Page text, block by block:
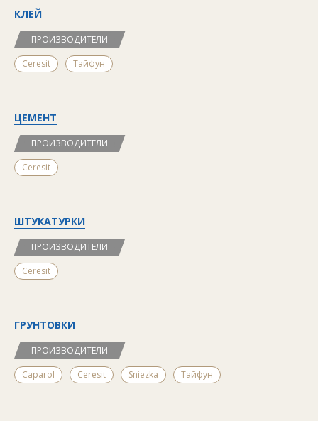
КЛЕЙ
ПРОИЗВОДИТЕЛИ
Ceresit
Тайфун
ЦЕМЕНТ
ПРОИЗВОДИТЕЛИ
Ceresit
ШТУКАТУРКИ
ПРОИЗВОДИТЕЛИ
Ceresit
ГРУНТОВКИ
ПРОИЗВОДИТЕЛИ
Caparol
Ceresit Sniezka Тайфун